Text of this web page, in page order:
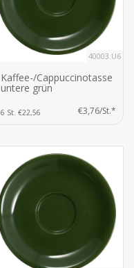
40003.U6
Kaffee-/Cappuccinotasse
untere grün
6 St. €22,56 €3,76/St.*